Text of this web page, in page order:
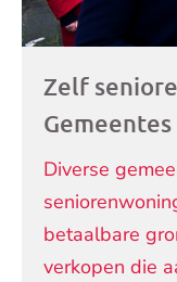
Zelf
Diverse
betaalbare
verkopen die